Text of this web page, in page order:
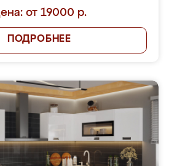
от 19000 р.
ПОДРОБНЕЕ